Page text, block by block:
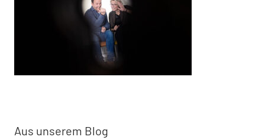
Aus unserem Blog